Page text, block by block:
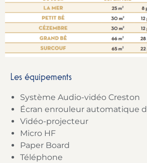
Les équipements
Système Audio-vidéo Creston
Écran enrouleur automatique
Vidéo-projecteur
Micro HF
Paper Board
Téléphone